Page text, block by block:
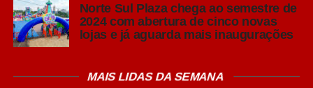
Norte Sul Plaza chega ao semestre de
2024 com abertura de cinco novas
lojas e já aguarda mais inaugurações
MAIS LIDAS DA SEMANA